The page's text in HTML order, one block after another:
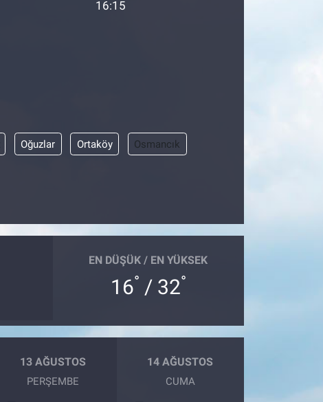
16:15
Oğuzlar Ortaköy Osmancık
EN DÜŞÜK / EN YÜKSEK
16° / 32°
13 AĞUSTOS
PERŞEMBE
14 AĞUSTOS
CUMA